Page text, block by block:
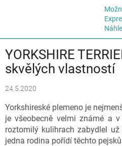
YORKSHIRE
skvělých vlastností
24.5.2020
Yorkshireské plemeno je
je všeobecně velmi známé a
roztomilý kulihrach zabydlel
jedna rodina pořídí těchto